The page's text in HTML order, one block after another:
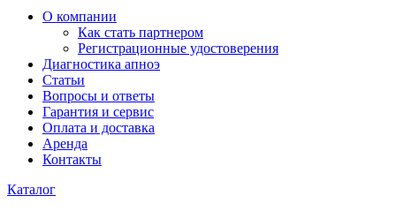
О компании
Как стать партнером
Регистрационные удостоверения
Диагностика апноэ
Статьи
Вопросы и ответы
Гарантия и сервис
Оплата и доставка
Аренда
Контакты
Каталог